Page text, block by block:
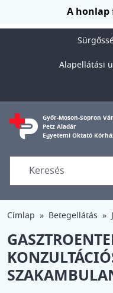
Ugrás a tartalomraA honlap
Alapellátási
Győr-Moson-Sopron
Petz Aladár
Egyetemi Oktató
Címlap Betegellátás